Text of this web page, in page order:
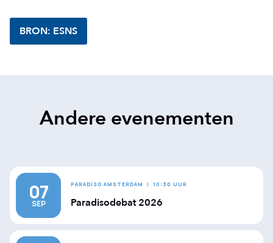
BRON: ESNS
Andere evenementen
07
SEP
PARADISO AMSTERDAM | 10:30 UUR
Paradisodebat 2026